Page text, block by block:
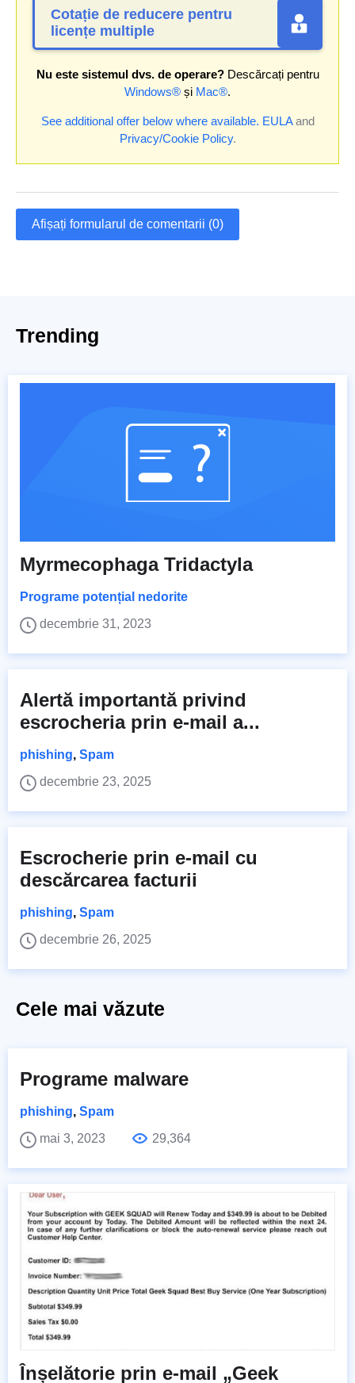
Cotație de reducere pentru
licențe multiple
Nu este sistemul dvs. de operare?Descărcați pentru
Windows® și Mac®.
See additional offer below where available. EULAand
Privacy/Cookie Policy.
Afișați formularul de comentarii (0)
Trending
Myrmecophaga Tridactyla
Programe potențial nedorite
decembrie 31, 2023
Alertă importantă privind
escrocheria prin e-mail a...
phishing, Spam
decembrie 23, 2025
Escrocherie prin e-mail cu
descărcarea facturii
phishing, Spam
decembrie 26, 2025
Cele mai văzute
Programe malware
phishing, Spam
mai 3, 2023
29,364
Înșelătorie prin e-mail „Geek